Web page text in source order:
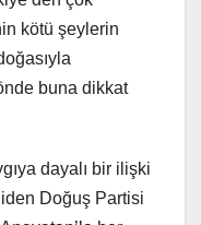
kötü şeylerin
buna dikkat
dayalı bir ilişki
Doğuş Partisi